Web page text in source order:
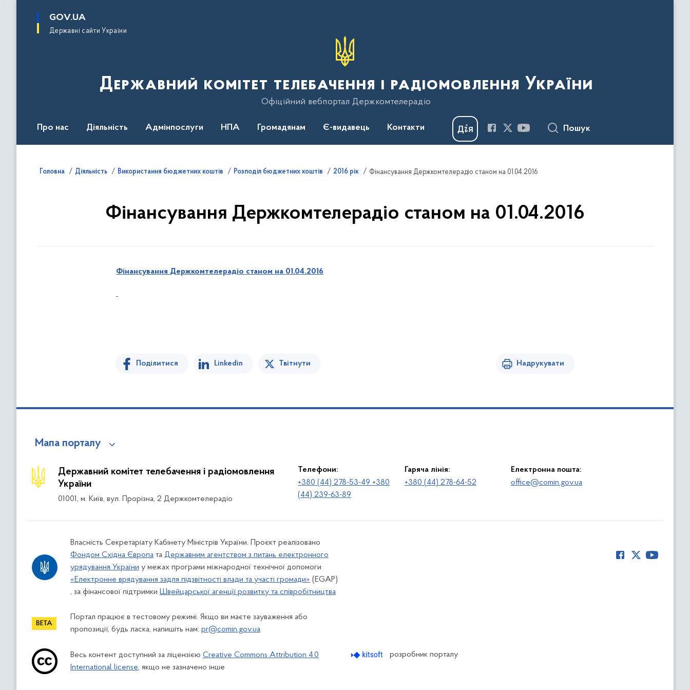
основного
GOV.UA
Державні сайти України
Державний комітет телебачення і радіомовлення України
Офіційний вебпортал Держкомтелерадіо
Про нас Діяльність Адмінпослуги НПА Громадянам Є-видавець Контакти Пошук
Головна Діяльність Використання бюджетних коштів Розподіл бюджетних коштів 2016 рік Фінансування Держкомтелерадіо станом на 01.04.2016
Фінансування Держкомтелерадіо станом на 01.04.2016
Фінансування Держкомтелерадіо станом на 01.04.2016
Поділитися Linkedin Твітнути Надрукувати
Мапа порталу
Державний комітет телебачення і радіомовлення
України
01001, м. Київ, вул. Прорізна, 2 Держкомтелерадіо
Телефони:
+380 (44) 278-53-49 +380
(44) 239-63-89
Гаряча лінія:
+380 (44) 278-64-52
Електронна пошта:
office@comin.gov.ua
Власність Секретаріату Кабінету Міністрів України. Проєкт реалізовано
Фондом Східна Європа та Державним агентством з питань електронного
урядування України у межах програми міжнародної технічної допомоги
«Електронне врядування задля підзвітності влади та участі громади» (EGAP)
, за фінансової підтримки Швейцарської агенції розвитку та співробітництва
Портал працює в тестовому режимі. Якщо ви маєте зауваження або
пропозиції, будь ласка, напишіть нам: pr@comin.gov.ua
Весь контент доступний за ліцензією Creative Commons Attribution 4.0
International license, якщо не зазначено інше
розробник порталу